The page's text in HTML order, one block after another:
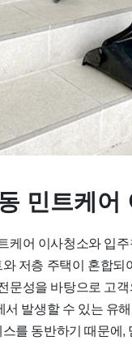
민트케어
케어 이사청소와 입
저층 주택이 혼합
문성을 바탕으로 고
발생할 수 있는 유
를 동반하기 때문에